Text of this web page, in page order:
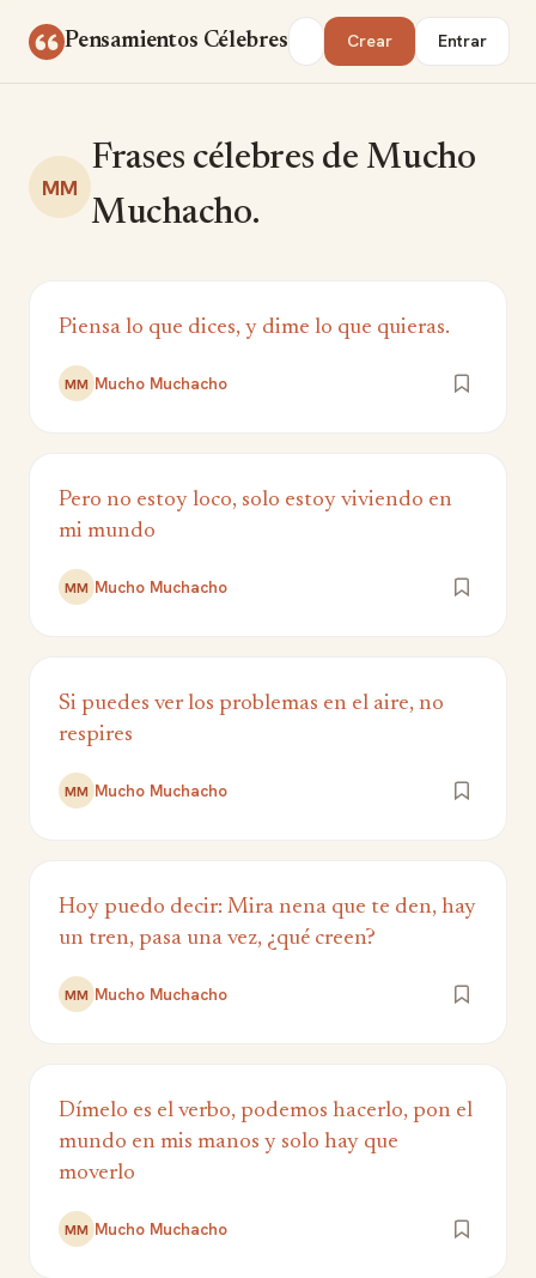
Pensamientos Célebres Buscar Crear Entrar
MM
Frases célebres de Mucho
Muchacho.
Piensa lo que dices, y dime lo que quieras.
MM Mucho Muchacho
Pero no estoy loco, solo estoy viviendo en
mi mundo
MM Mucho Muchacho
Si puedes ver los problemas en el aire, no
respires
MM Mucho Muchacho
Hoy puedo decir: Mira nena que te den, hay
un tren, pasa una vez, ¿qué creen?
MM Mucho Muchacho
Dímelo es el verbo, podemos hacerlo, pon el
mundo en mis manos y solo hay que
moverlo
MM Mucho Muchacho